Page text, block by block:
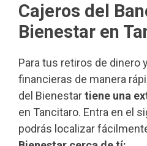
Cajeros del
Bienestar en
Para tus retiros de dinero
financieras de manera
del Bienestartiene una
en Tancitaro. Entra en el
podrás localizar